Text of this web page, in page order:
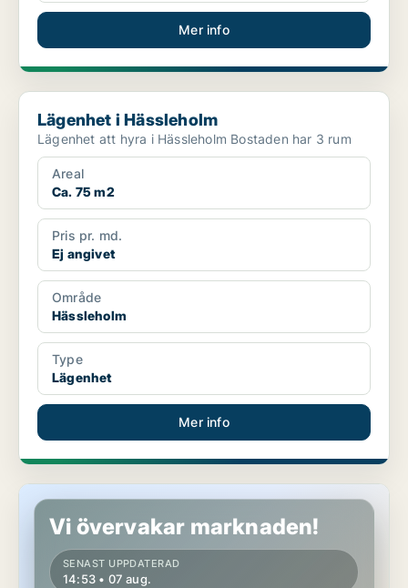
Mer info
Lägenhet i Hässleholm
Lägenhet i Hässleholm
Lägenhet att hyra i Hässleholm Bostaden har 3 rum
Areal
Ca. 75 m2
Pris pr. md.
Ej angivet
Område
Hässleholm
Type
Lägenhet
Mer info
Lägenhet i Hässleholm
Vi övervakar marknaden!
SENAST UPPDATERAD
14:53 • 07 aug.